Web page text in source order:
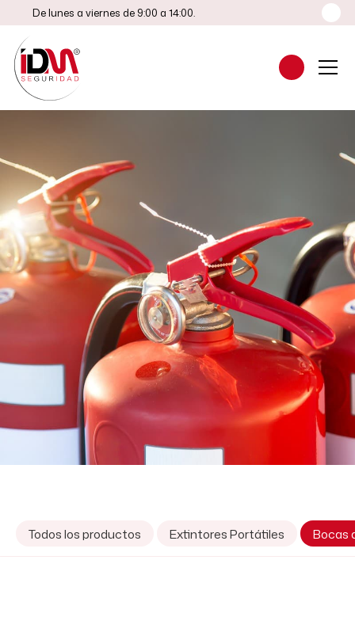
De lunes a viernes de 9:00 a 14:00.
Todos los productos Extintores Portátiles Bocas